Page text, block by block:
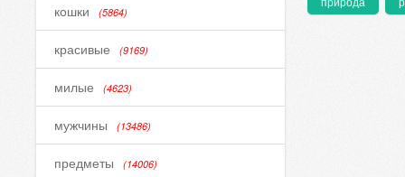
кошки (5864)
красивые (9169)
милые (4623)
мужчины (13486)
предметы (14006)